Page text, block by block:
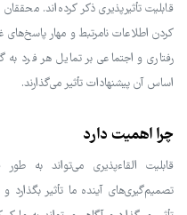
قابلیت تأثیرپذیری ذکر کرده‌اند.
کردن اطلاعات نامرتبط و مهار
رفتاری و اجتماعی بر تمایل هر فرد به
اساس آن پیشنهادات تأثیر می‌گذارند.
چرا اهمیت دارد
قابلیت القاءپذیری می‌تواند به
تصمیم‌گیری‌های آینده ما تأثیر بگذارد